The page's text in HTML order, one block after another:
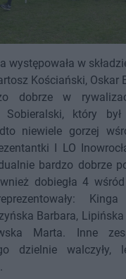
występowała w
Kościański, Oskar
dobrze w
Sobieralski, który
niewiele gorzej
I LO
bardzo dobrze
dobiegła 4
Barbara,
Marta. Inne
dzielnie walczyły,